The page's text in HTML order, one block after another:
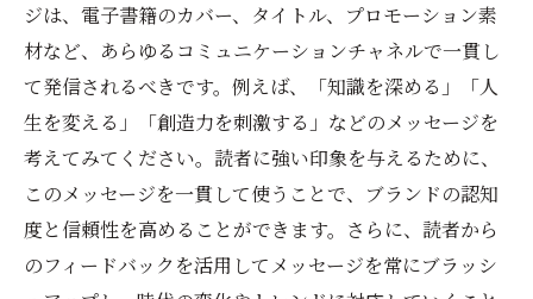
電子書籍ブランディング成功のためのプロモー
ション戦略
事前プロモーションの重要性
無料サンプルを提供して関心を引く
ニュースレターで情報を発信する
レビューや評価を増やす方法
メディア露出を獲得する
ジは、電子書籍のカバー、タイトル、プロモーション素
材など、あらゆるコミュニケーションチャネルで一貫し
て発信されるべきです。例えば、「知識を深める」「人
生を変える」「創造力を刺激する」などのメッセージを
考えてみてください。読者に強い印象を与えるために、
このメッセージを一貫して使うことで、ブランドの認知
度と信頼性を高めることができます。さらに、読者から
のフィードバックを活用してメッセージを常にブラッシ